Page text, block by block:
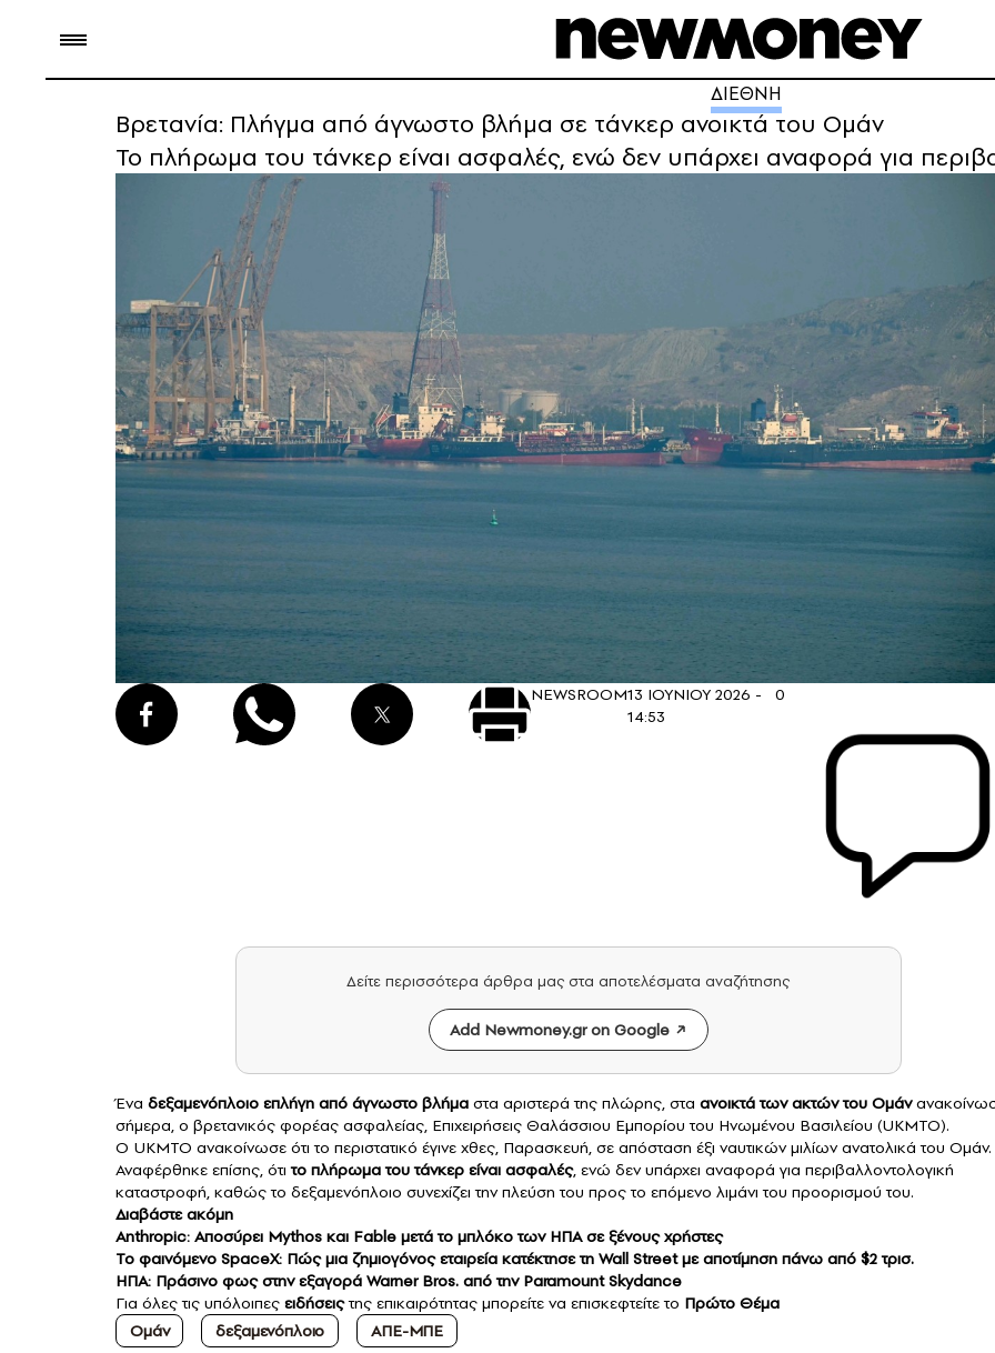
ΔΙΕΘΝΗ
Βρετανία: Πλήγμα από άγνωστο βλήμα σε τάνκερ ανοικτά του Ομάν
Το πλήρωμα του τάνκερ είναι ασφαλές, ενώ δεν υπάρχει αναφορά για
NEWSROOM13 ΙΟΥΝΙΟΥ 2026 -
14:53
0
Δείτε περισσότερα άρθρα μας στα αποτελέσματα αναζήτησης
Add Newmoney.gr on Google
Ένα δεξαμενόπλοιο επλήγη από άγνωστο βλήμα στα αριστερά της πλώρης, στα ανοικτά των ακτών του Ομάν
σήμερα, ο βρετανικός φορέας ασφαλείας, Επιχειρήσεις Θαλάσσιου Εμπορίου του Ηνωμένου Βασιλείου (UKMTO).
Ο UKMTO ανακοίνωσε ότι το περιστατικό έγινε χθες, Παρασκευή, σε απόσταση έξι ναυτικών μιλίων ανατολικά του Ομάν.
Αναφέρθηκε επίσης, ότι το πλήρωμα του τάνκερ είναι ασφαλές, ενώ δεν υπάρχει αναφορά για περιβαλλοντολογική
καταστροφή, καθώς το δεξαμενόπλοιο συνεχίζει την πλεύση του προς το επόμενο λιμάνι του προορισμού του.
Διαβάστε ακόμη
Anthropic: Αποσύρει Mythos και Fable μετά το μπλόκο των ΗΠΑ σε ξένους χρήστες
Το φαινόμενο SpaceX: Πώς μια ζημιογόνος εταιρεία κατέκτησε τη Wall Street με αποτίμηση πάνω από $2 τρισ.
ΗΠΑ: Πράσινο φως στην εξαγορά Warner Bros. από την Paramount Skydance
Για όλες τις υπόλοιπες ειδήσειςτης επικαιρότητας μπορείτε να επισκεφτείτε το Πρώτο Θέμα
Ομάν
δεξαμενόπλοιο ΑΠΕ-ΜΠΕ